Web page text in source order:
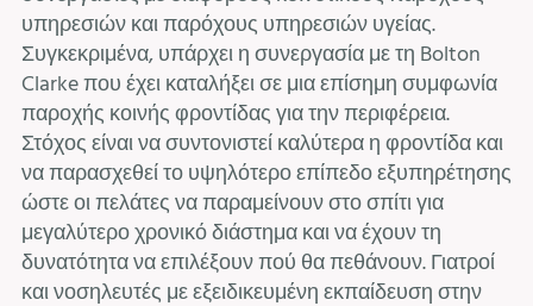
υπηρεσιών και παρόχους υπηρεσιών υγείας.
Συγκεκριμένα, υπάρχει η συνεργασία με τη Bolton
Clarke που έχει καταλήξει σε μια επίσημη συμφωνία
παροχής κοινής φροντίδας για την περιφέρεια.
Στόχος είναι να συντονιστεί καλύτερα η φροντίδα και
να παρασχεθεί το υψηλότερο επίπεδο εξυπηρέτησης
ώστε οι πελάτες να παραμείνουν στο σπίτι για
μεγαλύτερο χρονικό διάστημα και να έχουν τη
δυνατότητα να επιλέξουν πού θα πεθάνουν. Γιατροί
και νοσηλευτές με εξειδικευμένη εκπαίδευση στην